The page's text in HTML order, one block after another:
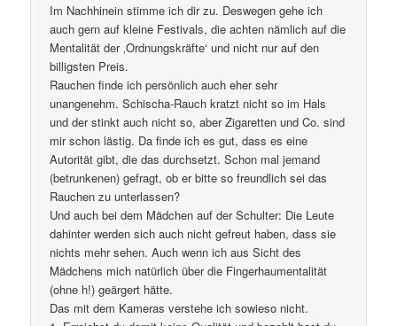
Im Nachhinein stimme ich dir zu. Deswegen gehe ich
auch gern auf kleine Festivals, die achten nämlich auf die
Mentalität der ‚Ordnungskräfte‘ und nicht nur auf den
billigsten Preis.
Rauchen finde ich persönlich auch eher sehr
unangenehm. Schischa-Rauch kratzt nicht so im Hals
und der stinkt auch nicht so, aber Zigaretten und Co. sind
mir schon lästig. Da finde ich es gut, dass es eine
Autorität gibt, die das durchsetzt. Schon mal jemand
(betrunkenen) gefragt, ob er bitte so freundlich sei das
Rauchen zu unterlassen?
Und auch bei dem Mädchen auf der Schulter: Die Leute
dahinter werden sich auch nicht gefreut haben, dass sie
nichts mehr sehen. Auch wenn ich aus Sicht des
Mädchens mich natürlich über die Fingerhaumentalität
(ohne h!) geärgert hätte.
Das mit dem Kameras verstehe ich sowieso nicht.